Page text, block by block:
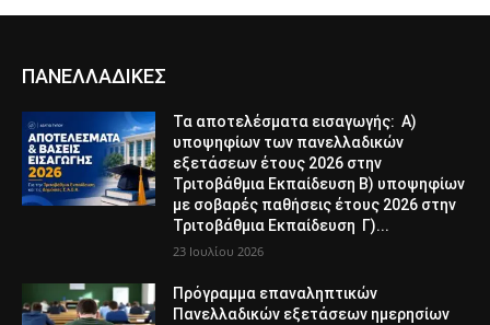
ΠΑΝΕΛΛΑΔΙΚΕΣ
Τα αποτελέσματα εισαγωγής: Α)
υποψηφίων των πανελλαδικών
εξετάσεων έτους 2026 στην
Τριτοβάθμια Εκπαίδευση Β) υποψηφίων
με σοβαρές παθήσεις έτους 2026 στην
Τριτοβάθμια Εκπαίδευση Γ)...
23 Ιουλίου 2026
Πρόγραμμα επαναληπτικών
Πανελλαδικών εξετάσεων ημερησίων